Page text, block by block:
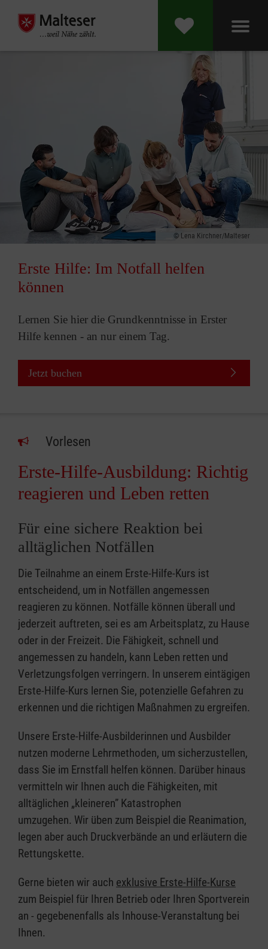
Lena Kirchner/Malteser
Erste Hilfe: Im Notfall helfen
können
Lernen Sie hier die Grundkenntnisse in Erster
Hilfe kennen - an nur einem Tag.
Jetzt buchen
Vorlesen
Erste-Hilfe-Ausbildung: Richtig
reagieren und Leben retten
Für eine sichere Reaktion bei
alltäglichen Notfällen
Die Teilnahme an einem Erste-Hilfe-Kurs ist
entscheidend, um in Notfällen angemessen
reagieren zu können. Notfälle können überall und
jederzeit auftreten, sei es am Arbeitsplatz, zu Hause
oder in der Freizeit. Die Fähigkeit, schnell und
angemessen zu handeln, kann Leben retten und
Verletzungsfolgen verringern. In unserem eintägigen
Erste-Hilfe-Kurs lernen Sie, potenzielle Gefahren zu
erkennen und die richtigen Maßnahmen zu ergreifen.
Unsere Erste-Hilfe-Ausbilderinnen und Ausbilder
nutzen moderne Lehrmethoden, um sicherzustellen,
dass Sie im Ernstfall helfen können. Darüber hinaus
vermitteln wir Ihnen auch die Fähigkeiten, mit
alltäglichen „kleineren” Katastrophen
umzugehen. Wir üben zum Beispiel die Reanimation,
legen aber auch Druckverbände an und erläutern die
Rettungskette.
Gerne bieten wir auch exklusive Erste-Hilfe-Kurse
zum Beispiel für Ihren Betrieb oder Ihren Sportverein
an - gegebenenfalls als Inhouse-Veranstaltung bei
Ihnen.